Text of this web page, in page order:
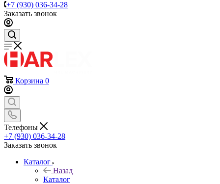
+7 (930) 036-34-28
Заказать звонок
Корзина 0
Телефоны
+7 (930) 036-34-28
Заказать звонок
Каталог
Назад
Каталог